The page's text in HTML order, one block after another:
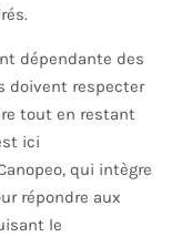
dépendante des
doivent respecter
tout en restant
ici
qui intègre
répondre aux
le